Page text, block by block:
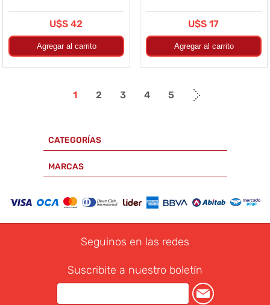
U$S 42 U$S 17
1 2 3 4 5
CATEGORÍAS
MARCAS
Seguinos en las redes
Suscribite a nuestro boletín